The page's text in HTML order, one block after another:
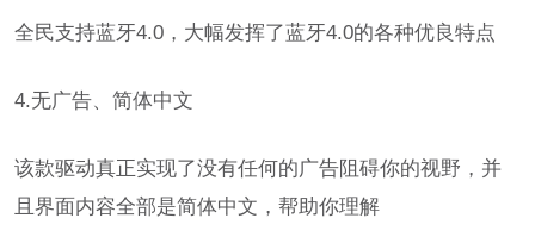
全民支持蓝牙4.0，大幅发挥了蓝牙4.0的各种优良特点
4.无广告、简体中文
该款驱动真正实现了没有任何的广告阻碍你的视野，并
且界面内容全部是简体中文，帮助你理解